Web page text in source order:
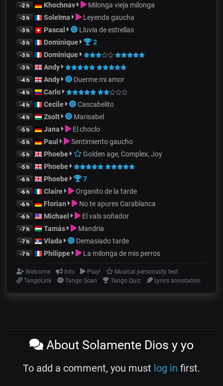
-2 h Khochnav Milonga vieja milonga
-3 h Soleïma Leyenda gaucha
-3 h Pascal Lluvia de estrellas
-3 h Dominique 2
-3 h Dominique
-3 h Andy
-4 h Andy Duerme mi amor
-4 h Carlo
-4 h Cecile Cascabelito
-4 h Zsolt Marisabel
-5 h Jana El choclo
-5 h Paul Sentimiento gaucho
-5 h Phoebe Golden age, Complex, Joy
-5 h Phoebe
-6 h Phoebe 7
-6 h Claire Organito de la tarde
-6 h Florian No te apures Carablanca
-6 h Michael El vals soñador
-7 h Tamás Mandria
-7 h Vlada Demasiado tarde
-7 h Philippe La milonga de mis perros
Welcome Info Play!
Musical personality test
TangoLink
Tango Scan Tango Quiz Lyrics annotation
About Solamente Dios y yo
To add a comment, you must log in first.